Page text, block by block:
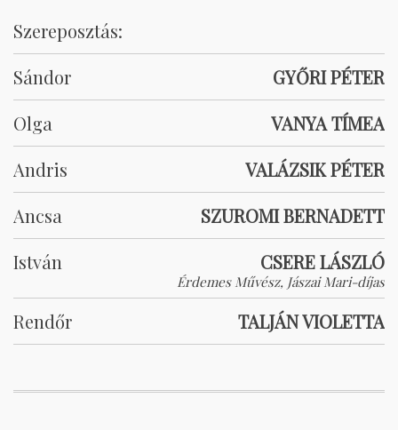
Szereposztás:
Sándor
GYŐRI PÉTER
Olga
VANYA TÍMEA
Andris
VALÁZSIK PÉTER
Ancsa
SZUROMI BERNADETT
István
CSERE LÁSZLÓ
Érdemes Művész, Jászai Mari-díjas
Rendőr TALJÁN VIOLETTA